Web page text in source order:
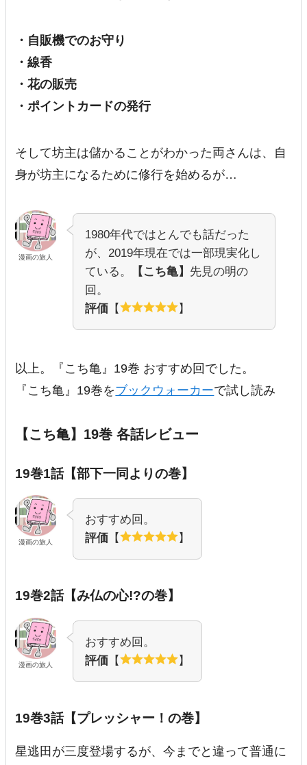
・自販機でのお守り
・線香
・花の販売
・ポイントカードの発行
そして坊主は儲かることがわかった両さんは、自
身が坊主になるために修行を始めるが…
漫画の旅人
1980年代ではとんでも話だった
が、2019年現在では一部現実化し
ている。
【こち亀】 先見の明の
回。
評価 【 】
以上。『こち亀』19巻 おすすめ回でした。
『こち亀』19巻をブックウォーカーで試し読み
【こち亀】19巻 各話レビュー
19巻1話【部下一同よりの巻】
漫画の旅人
おすすめ回。
評価 【 】
19巻2話【み仏の心!?の巻】
漫画の旅人
おすすめ回。
評価 【 】
19巻3話【プレッシャー！の巻】
星逃田が三度登場するが、今までと違って普通に